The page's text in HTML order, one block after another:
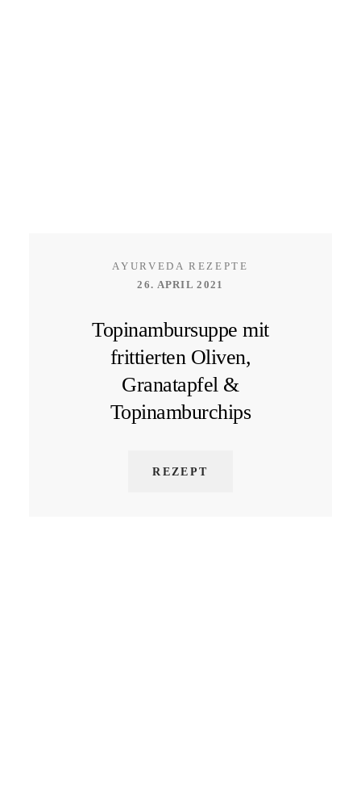
AYURVEDA REZEPTE
26. APRIL 2021
Topinambursuppe mit
frittierten Oliven,
Granatapfel &
Topinamburchips
REZEPT